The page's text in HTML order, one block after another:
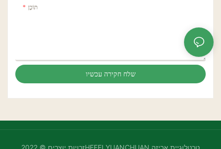
תוֹכֶן
שלח חקירה עכשיו
זכויות יוצרים © 2022HEFEI YUANCHUAN טכנולוגיית אריזה